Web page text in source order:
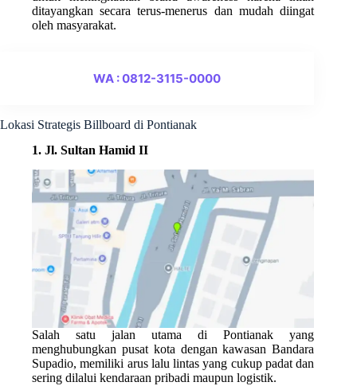
ditayangkan secara terus-menerus dan mudah diingat
oleh masyarakat.
WA : 0812-3115-0000
Lokasi Strategis Billboard di Pontianak
1. Jl. Sultan Hamid II
Salah satu jalan utama di Pontianak yang
menghubungkan pusat kota dengan kawasan Bandara
Supadio, memiliki arus lalu lintas yang cukup padat dan
sering dilalui kendaraan pribadi maupun logistik.